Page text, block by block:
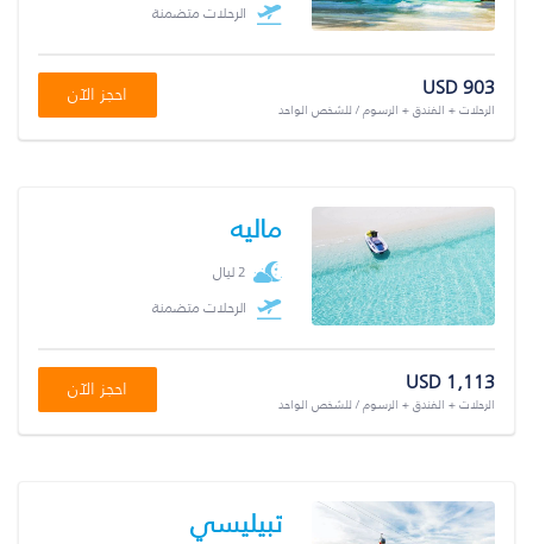
الرحلات متضمنة
USD 903
الرحلات + الفندق + الرسوم / للشخص الواحد
احجز الآن
ماليه
2 ليال
الرحلات متضمنة
USD 1,113
الرحلات + الفندق + الرسوم / للشخص الواحد
احجز الآن
تبيليسي